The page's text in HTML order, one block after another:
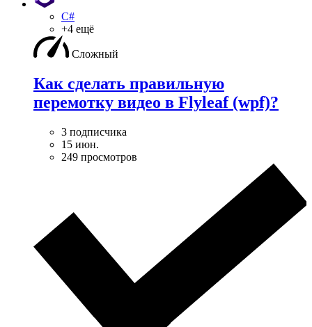
C#
+4 ещё
Сложный
Как сделать правильную
перемотку видео в Flyleaf (wpf)?
3 подписчика
15 июн.
249 просмотров